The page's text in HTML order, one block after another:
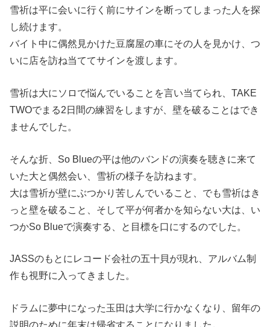
雪祈は平に会いに行く前にサインを断ってしまった人を探
し続けます。
バイト中に偶然見かけた豆腐屋の車にその人を見かけ、つ
いに店を訪ね当ててサインを渡します。
雪祈は大にソロで悩んでいることを言い当てられ、TAKE
TWOでまる2日間の練習をしますが、壁を破ることはでき
ませんでした。
そんな折、So Blueの平は他のバンドの演奏を聴きに来て
いた大と偶然会い、雪祈の様子を訪ねます。
大は雪祈が壁にぶつかり苦しんでいること、でも雪祈はき
っと壁を破ること、そして平が何者かを知らない大は、い
つかSo Blueで演奏する、と目標を口にするのでした。
JASSのもとにレコード会社の五十貝が現れ、アルバム制
作も視野に入ってきました。
ドラムに夢中になった玉田は大学に行かなくなり、留年の
説明のために年末は帰省することになりました。